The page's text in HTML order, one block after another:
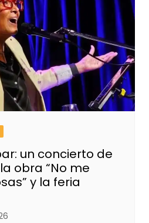
un concierto de
obra “No me
y la feria